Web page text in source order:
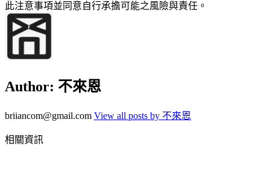
此注意事項並同意自行承擔可能之風險與責任。
Author: 不來恩
briiancom@gmail.com View all posts by 不來恩
相關資訊